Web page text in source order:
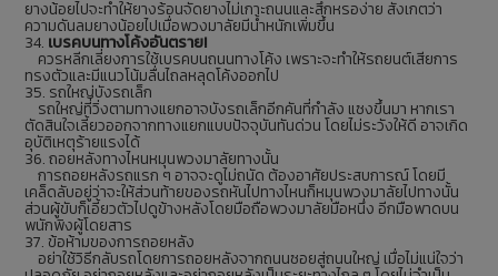
ยางน้อยไปจะทำให้ยางร้อนจัดยางไม่เกาะถนนและสึกหรอง่าย สังเกตว่า
ความดันลมยางน้อยไปเมื่อพวงมาลัยมีน้ำหนักเพิ่มขึ้น
34. เบรคบนทางโค้งอันตราย!
ควรหลีกเลี่ยงการใช้เบรคบนถนนทางโค้ง เพราะจะทำให้รถยนต์เสียการ
ทรงตัวและมีแนวโน้มลื่นไถลหลุดโค้งออกไป
35. รถใหญ่บังรถเล็ก
รถใหญ่ที่วิ่งตามทางแยกอาจบังรถเล็กอีกคันที่กำลัง แซงขึ้นมา หากเรา
ตัดสินใจเลี้ยวออกจากทางแยกแบบปัจจุบันทันด่วน โดยไม่ระวังให้ดี อาจเกิด
อุบัติเหตุร้ายแรงได้
36. ถอยหลังทางไหนหมุนพวงมาลัยทางนั้น
การถอยหลังรถแรก ๆ อาจจะดูไม่ถนัด ต้องอาศัยประสบการณ์ โดยมี
เคล็ดลับอยู่ว่าจะให้ส่วนท้ายของรถหันไปทางไหนก็หมุนพวงมาลัยไปทางนั้น
ส่วนผู้ขับก็เอี้ยวตัวไปดูข้างหลังโดยมือถือพวงมาลัยมือหนึ่ง อีกมือพาดบน
พนักพิงผู้โดยสาร
37. ข้อห้ามของการถอยหลัง
อย่าใช้วิธีกลับรถโดยการถอยหลังจากถนนซอยสู่ถนนใหญ่ เมื่อไม่แน่ใจว่า